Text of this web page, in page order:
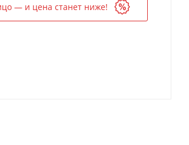
— и цена станет ниже!